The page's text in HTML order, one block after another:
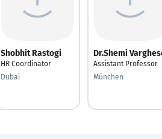
Shobhit Rastogi
HR Coordinator
Dubai
Dr.Shemi
Assistant Professor
München